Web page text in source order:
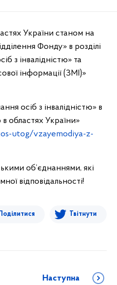
України станом на
Фонду» в розділі
з інвалідністю» та
інформації (ЗМІ)»
осіб з інвалідністю» в
областях України»
utog/vzayemodiya-z-
об’єднаннями, які
відповідальності!
Твітнути
Наступна